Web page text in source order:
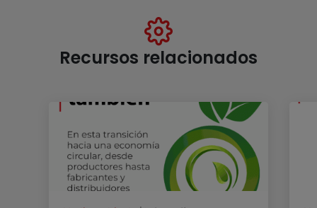
Recursos relacionados